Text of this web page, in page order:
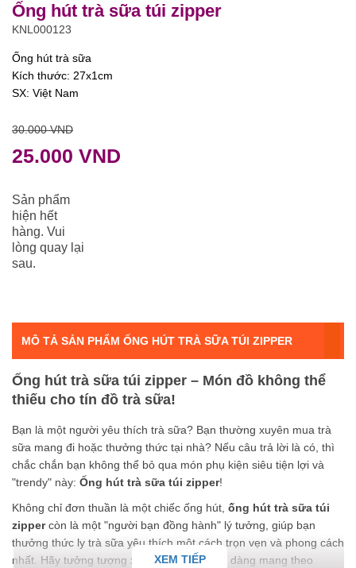
Ống hút trà sữa túi zipper
KNL000123
Ống hút trà sữa
Kích thước: 27x1cm
SX: Việt Nam
30.000 VND
25.000 VND
Sản phẩm
hiện hết
hàng. Vui
lòng quay lại
sau.
MÔ TẢ SẢN PHẨM ỐNG HÚT TRÀ SỮA TÚI ZIPPER
Ống hút trà sữa túi zipper – Món đồ không thể
thiếu cho tín đồ trà sữa!
Bạn là một người yêu thích trà sữa? Bạn thường xuyên mua trà
sữa mang đi hoặc thưởng thức tại nhà? Nếu câu trả lời là có, thì
chắc chắn bạn không thể bỏ qua món phụ kiện siêu tiện lợi và
"trendy" này: Ống hút trà sữa túi zipper!
Không chỉ đơn thuần là một chiếc ống hút, ống hút trà sữa túi
zippercòn là một "người bạn đồng hành" lý tưởng, giúp bạn
thưởng thức ly trà sữa yêu thích một cách trọn vẹn và phong cách
nhất. Hãy tưởng tượng xem, bạn có thể dễ dàng mang theo
XEM TIẾP